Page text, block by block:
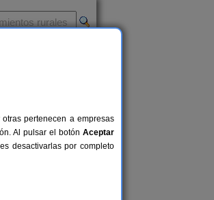
pertenecen a empresas
Al pulsar el botón Aceptar
desactivarlas por completo